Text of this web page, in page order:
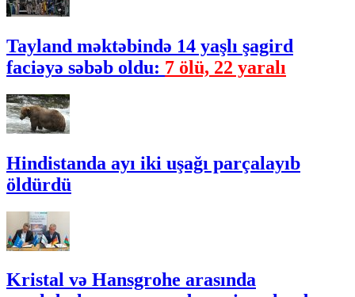
Tayland məktəbində 14 yaşlı şagird
faciəyə səbəb oldu: 7 ölü, 22 yaralı
Hindistanda ayı iki uşağı parçalayıb
öldürdü
Kristal və Hansgrohe arasında